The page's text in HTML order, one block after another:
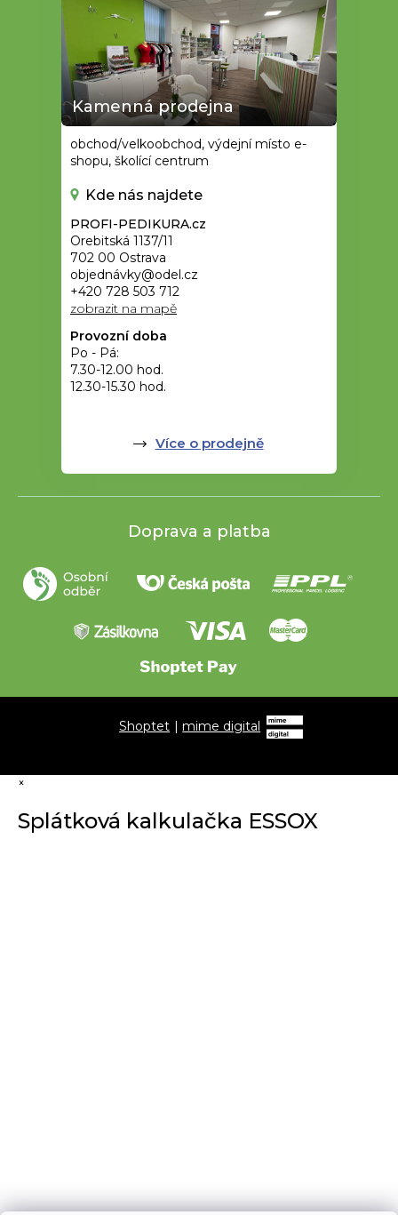
Kamenná prodejna
obchod/velkoobchod, výdejní místo e-
shopu, školící centrum
Kde nás najdete
PROFI-PEDIKURA.cz
Orebitská 1137/11
702 00 Ostrava
objednávky@odel.cz
+420 728 503 712
zobrazit na mapě
Provozní doba
Po - Pá:
7.30-12.00 hod.
12.30-15.30 hod.
Více o prodejně
Doprava a platba
Shoptet |mime digital
×
Splátková kalkulačka ESSOX